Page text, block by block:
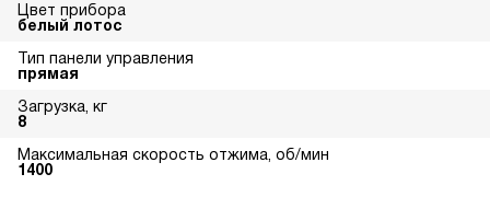
Цвет прибора
белый лотос
Тип панели управления
прямая
Загрузка, кг
8
Максимальная скорость отжима, об/мин
1400